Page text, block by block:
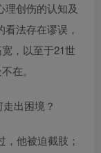
理创伤的认知及
法存在谬误，
，以至于21世
在。
出困境？
他被迫截肢；